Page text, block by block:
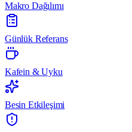
Makro Dağılımı
Günlük Referans
Kafein & Uyku
Besin Etkileşimi